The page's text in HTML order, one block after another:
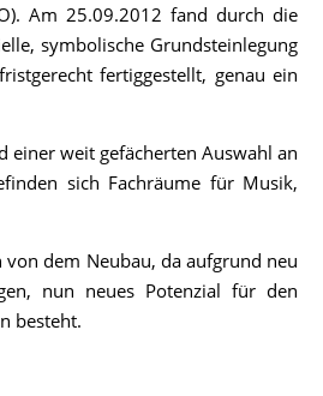
Am 25.09.2012 fand durch die
symbolische Grundsteinlegung
fertiggestellt, genau ein
weit gefächerten Auswahl an
sich Fachräume für Musik,
dem Neubau, da aufgrund neu
nun neues Potenzial für den
besteht.